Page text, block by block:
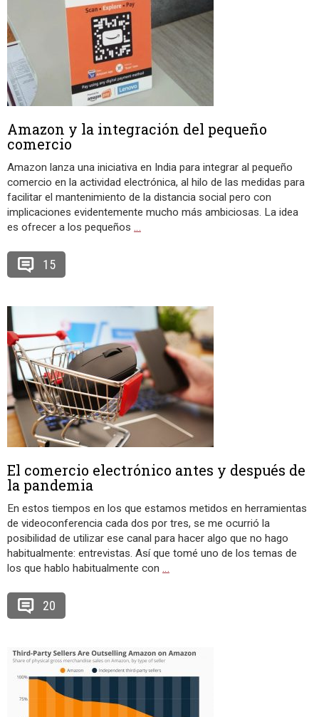
Amazon y la integración del pequeño
comercio
Amazon lanza una iniciativa en India para integrar al pequeño
comercio en la actividad electrónica, al hilo de las medidas para
facilitar el mantenimiento de la distancia social pero con
implicaciones evidentemente mucho más ambiciosas. La idea
es ofrecer a los pequeños …
15
El comercio electrónico antes y después de
la pandemia
En estos tiempos en los que estamos metidos en herramientas
de videoconferencia cada dos por tres, se me ocurrió la
posibilidad de utilizar ese canal para hacer algo que no hago
habitualmente: entrevistas. Así que tomé uno de los temas de
los que hablo habitualmente con …
20